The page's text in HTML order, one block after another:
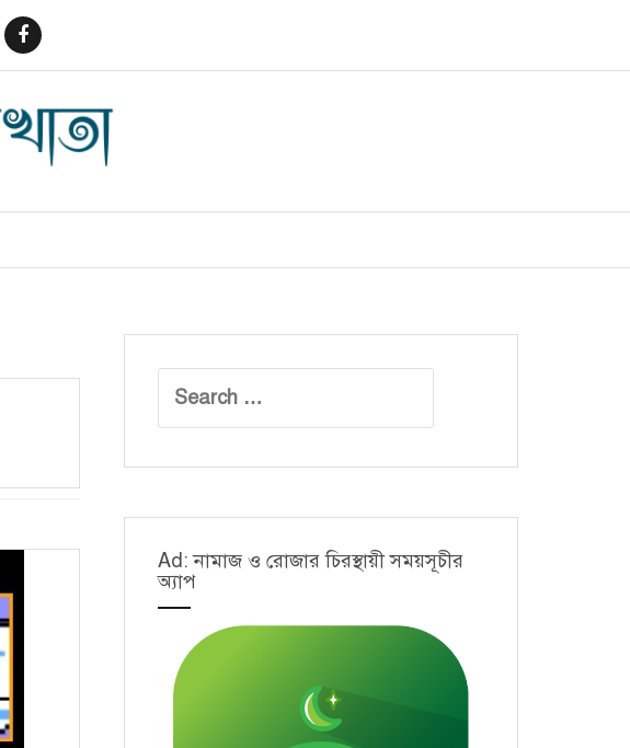
for:
Ad: নামাজ ও রোজার চিরস্থায়ী সময়সূচীর
অ্যাপ